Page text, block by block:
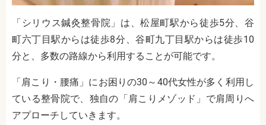
「シリウス鍼灸整骨院」は、松屋町駅から徒歩5分、谷
町六丁目駅からは徒歩8分、谷町九丁目駅からは徒歩10
分と、多数の路線から利用することが可能です。
「肩こり・腰痛」にお困りの30～40代女性が多く利用し
ている整骨院で、独自の「肩こりメゾッド」で肩周りへ
アプローチしていきます。